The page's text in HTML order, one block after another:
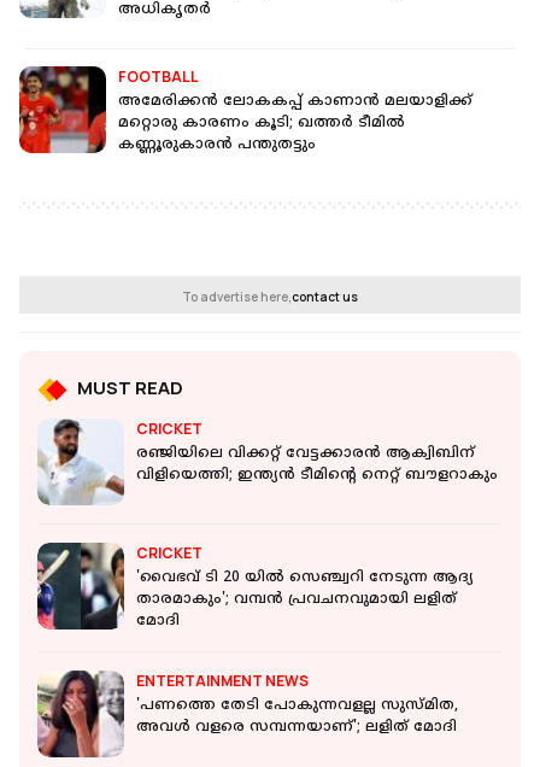
അധികൃതർ
FOOTBALL
അമേരിക്കന്‍ ലോകകപ്പ് കാണാന്‍ മലയാളിക്ക്
മറ്റൊരു കാരണം കൂടി; ഖത്തര്‍ ടീമില്‍
കണ്ണൂരുകാരന്‍ പന്തുതട്ടും
To advertise here,contact us
MUST READ
CRICKET
രഞ്ജിയിലെ വിക്കറ്റ് വേട്ടക്കാരൻ ആക്വിബിന്
വിളിയെത്തി; ഇന്ത്യൻ ടീമിന്‍റെ നെറ്റ് ബൗളറാകും
CRICKET
'വൈഭവ് ടി 20 യിൽ സെഞ്ച്വറി നേടുന്ന ആദ്യ
താരമാകും'; വമ്പൻ പ്രവചനവുമായി ലളിത്
മോദി
ENTERTAINMENT NEWS
'പണത്തെ തേടി പോകുന്നവളല്ല സുസ്മിത,
അവള്‍ വളരെ സമ്പന്നയാണ്'; ലളിത് മോദി